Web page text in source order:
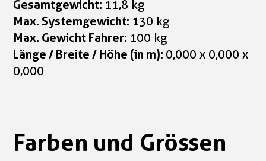
Gesamtgewicht: 11,8 kg
Max. Systemgewicht: 130 kg
Max. Gewicht Fahrer: 100 kg
Länge / Breite / Höhe (in m): 0,000 x 0,000 x
0,000
Farben und Grössen